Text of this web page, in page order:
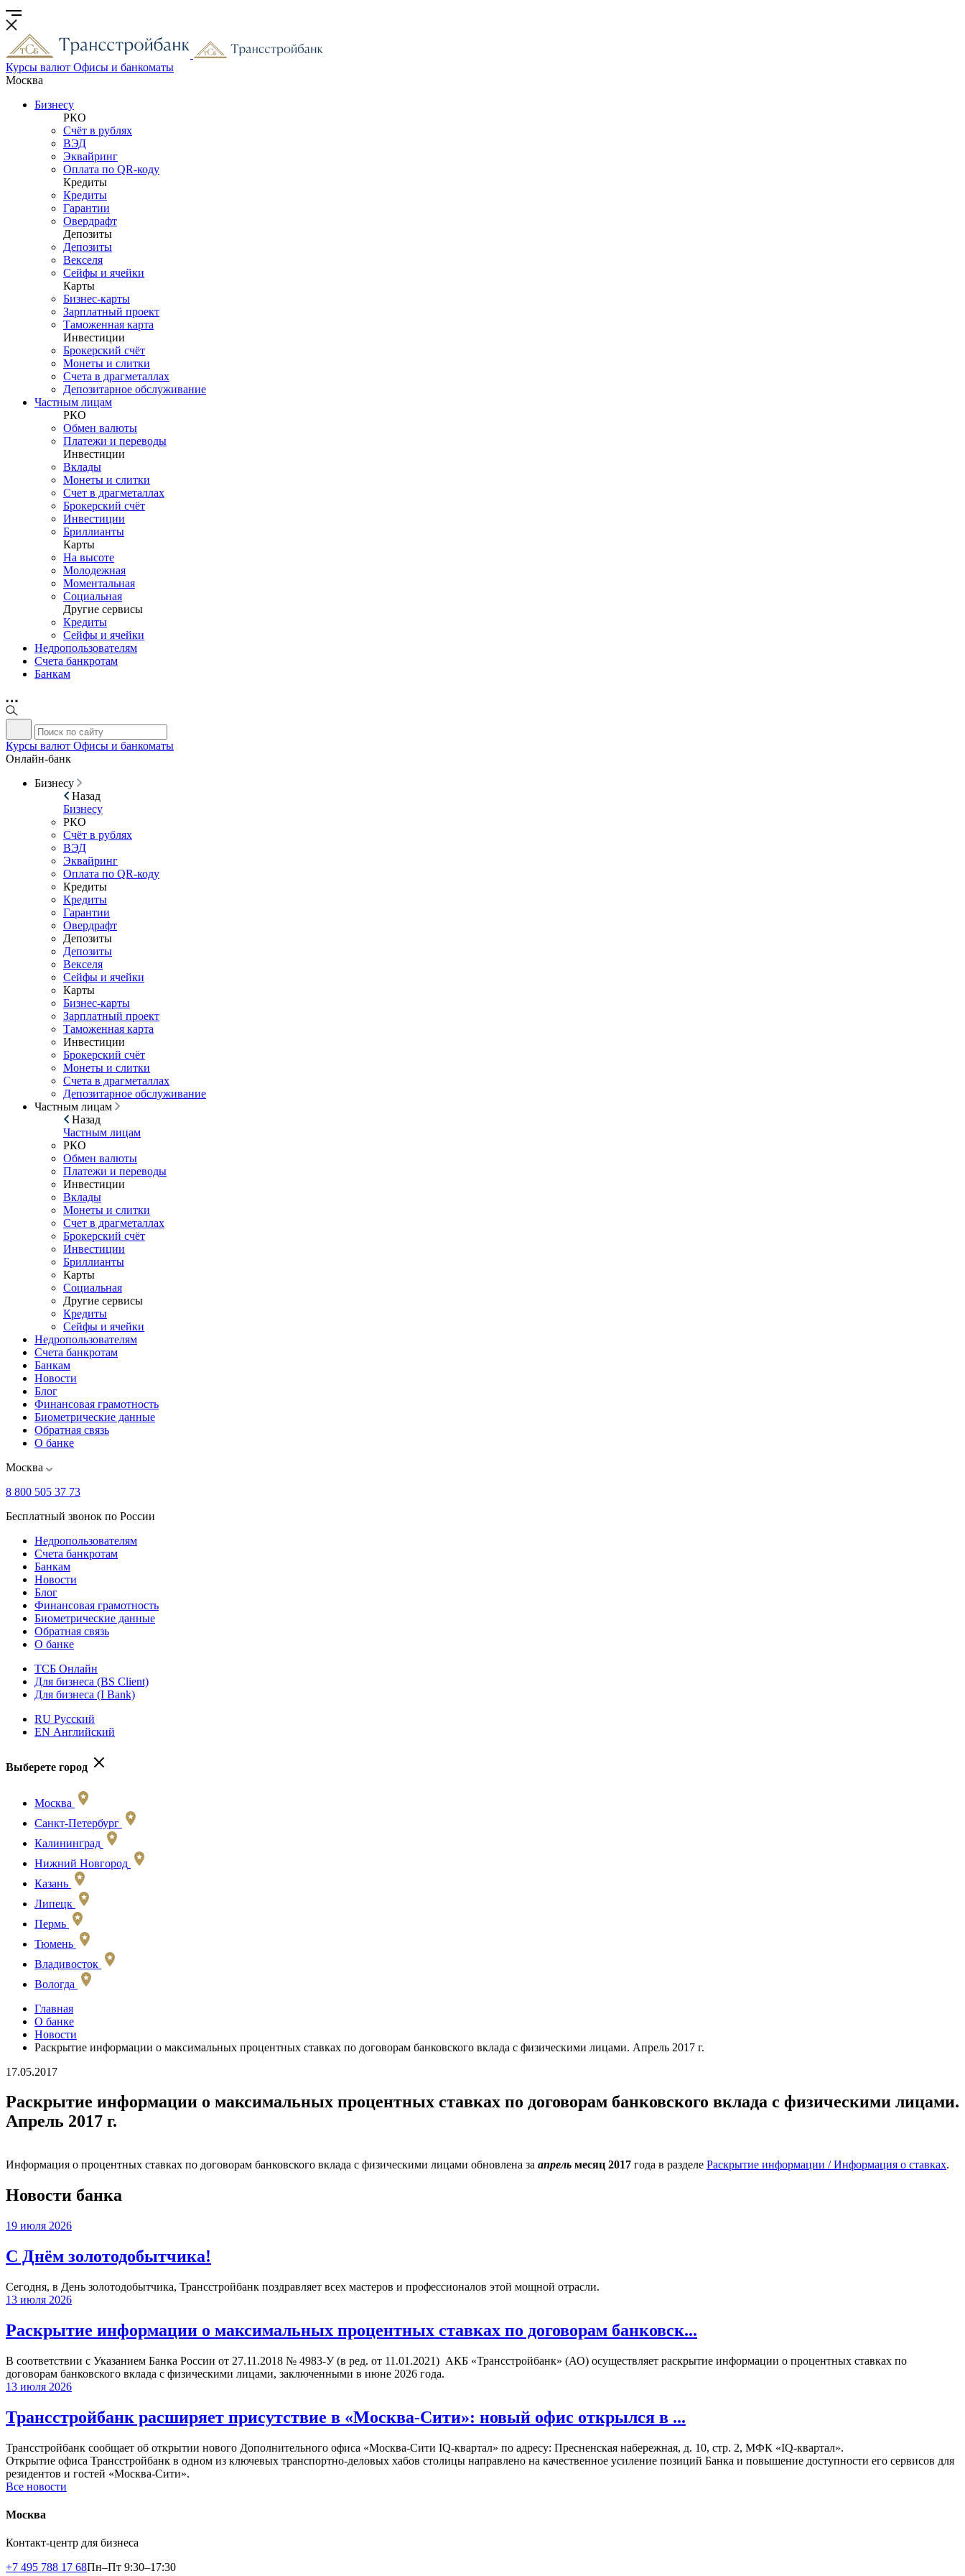
Курсы валют Офисы и банкоматы
Москва
Бизнесу
РКО
Счёт в рублях
ВЭД
Эквайринг
Оплата по QR-коду
Кредиты
Кредиты
Гарантии
Овердрафт
Депозиты
Депозиты
Векселя
Сейфы и ячейки
Карты
Бизнес-карты
Зарплатный проект
Таможенная карта
Инвестиции
Брокерский счёт
Монеты и слитки
Счета в драгметаллах
Депозитарное обслуживание
Частным лицам
РКО
Обмен валюты
Платежи и переводы
Инвестиции
Вклады
Монеты и слитки
Счет в драгметаллах
Брокерский счёт
Инвестиции
Бриллианты
Карты
На высоте
Молодежная
Моментальная
Социальная
Другие сервисы
Кредиты
Сейфы и ячейки
Недропользователям
Счета банкротам
Банкам
Курсы валют Офисы и банкоматы
Онлайн-банк
Бизнесу
Назад
Бизнесу
РКО
Счёт в рублях
ВЭД
Эквайринг
Оплата по QR-коду
Кредиты
Кредиты
Гарантии
Овердрафт
Депозиты
Депозиты
Векселя
Сейфы и ячейки
Карты
Бизнес-карты
Зарплатный проект
Таможенная карта
Инвестиции
Брокерский счёт
Монеты и слитки
Счета в драгметаллах
Депозитарное обслуживание
Частным лицам
Назад
Частным лицам
РКО
Обмен валюты
Платежи и переводы
Инвестиции
Вклады
Монеты и слитки
Счет в драгметаллах
Брокерский счёт
Инвестиции
Бриллианты
Карты
Социальная
Другие сервисы
Кредиты
Сейфы и ячейки
Недропользователям
Счета банкротам
Банкам
Новости
Блог
Финансовая грамотность
Биометрические данные
Обратная связь
О банке
Москва
8 800 505 37 73
Бесплатный звонок по России
Недропользователям
Счета банкротам
Банкам
Новости
Блог
Финансовая грамотность
Биометрические данные
Обратная связь
О банке
ТСБ Онлайн
Для бизнеса (BS Client)
Для бизнеса (I Bank)
RU Русский
EN Английский
Выберете город
Москва
Санкт-Петербург
Калининград
Нижний Новгород
Казань
Липецк
Пермь
Тюмень
Владивосток
Вологда
Главная
О банке
Новости
Раскрытие информации о максимальных процентных ставках по договорам банковского вклада с физическими лицами. Апрель 2017 г.
17.05.2017
Раскрытие информации о максимальных процентных ставках по договорам банковского вклада с физическими лицами.
Апрель 2017 г.
Информация о процентных ставках по договорам банковского вклада с физическими лицами обновлена за апрель месяц 2017 года в разделе Раскрытие информации / Информация о ставках.
Новости банка
19 июля 2026
С Днём золотодобытчика!
Сегодня, в День золотодобытчика, Трансстройбанк поздравляет всех мастеров и профессионалов этой мощной отрасли.
13 июля 2026
Раскрытие информации о максимальных процентных ставках по договорам банковск...
В соответствии с Указанием Банка России от 27.11.2018 № 4983-У (в ред. от 11.01.2021) АКБ «Трансстройбанк» (АО) осуществляет раскрытие информации о процентных ставках по
договорам банковского вклада с физическими лицами, заключенными в июне 2026 года.
13 июля 2026
Трансстройбанк расширяет присутствие в «Москва-Сити»: новый офис открылся в ...
Трансстройбанк сообщает об открытии нового Дополнительного офиса «Москва-Сити IQ-квартал» по адресу: Пресненская набережная, д. 10, стр. 2, МФК «IQ-квартал».
Открытие офиса Трансстройбанк в одном из ключевых транспортно-деловых хабов столицы направлено на качественное усиление позиций Банка и повышение доступности его сервисов для
резидентов и гостей «Москва-Сити».
Все новости
Москва
Контакт-центр для бизнеса
+7 495 788 17 68Пн–Пт 9:30–17:30